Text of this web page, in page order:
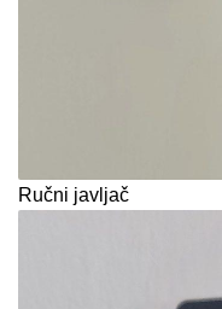
Ručni javljač